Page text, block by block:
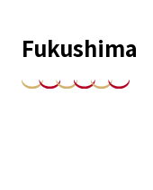
Fukushima